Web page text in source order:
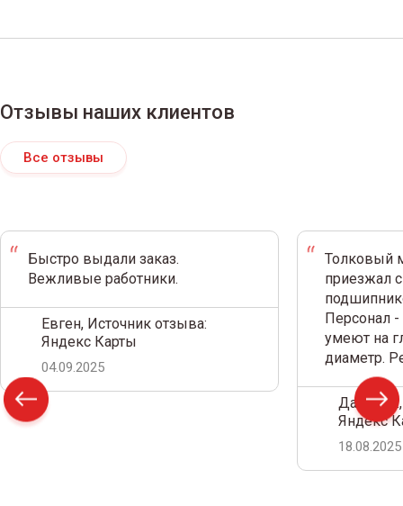
Отзывы наших клиентов
Все отзывы
Быстро выдали заказ.
Вежливые работники.
Евген, Источник отзыва:
Яндекс Карты
04.09.2025
Толковый
приезжал
Персонал
умеют на
диаметр.
Дамир
Яндекс
18.08.2025